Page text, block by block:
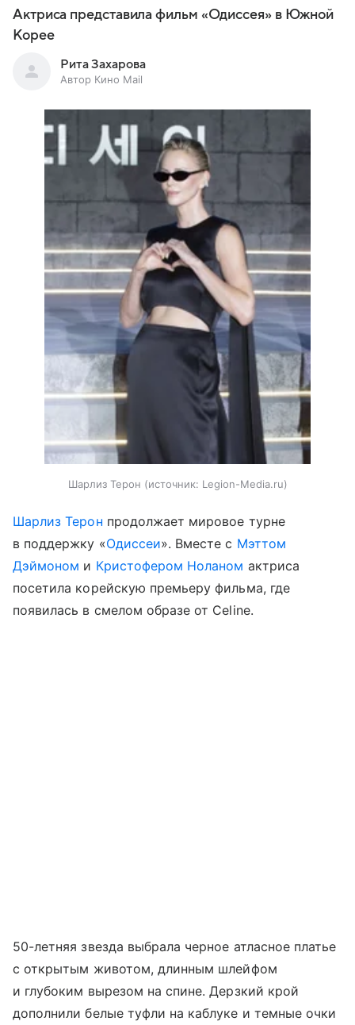
Актриса представила фильм «Одиссея» в Южной
Корее
Рита Захарова
Автор Кино Mail
Шарлиз Терон источник: Legion-Media.ru
Шарлиз Терон продолжает мировое турне
в поддержку «Одиссеи». Вместе с Мэттом
Дэймоном и Кристофером Ноланом актриса
посетила корейскую премьеру фильма, где
появилась в смелом образе от Celine.
50-летняя звезда выбрала черное атласное платье
с открытым животом, длинным шлейфом
и глубоким вырезом на спине. Дерзкий крой
дополнили белые туфли на каблуке и темные очки